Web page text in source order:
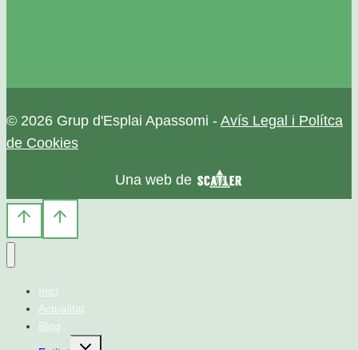
© 2026 Grup d'Esplai Apassomi - Avís Legal i Polítca
de Cookies
Una web de
Inici
Actualitat
Blog
Alterna